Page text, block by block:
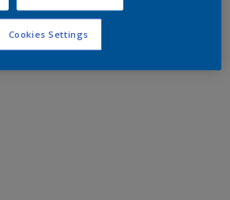
Cookies Settings